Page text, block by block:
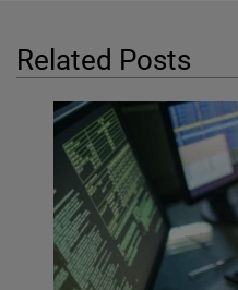
Related Posts